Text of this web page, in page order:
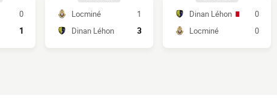
0
1
Locminé
1
Dinan Léhon
3
Dinan Léhon
0
Locminé
0